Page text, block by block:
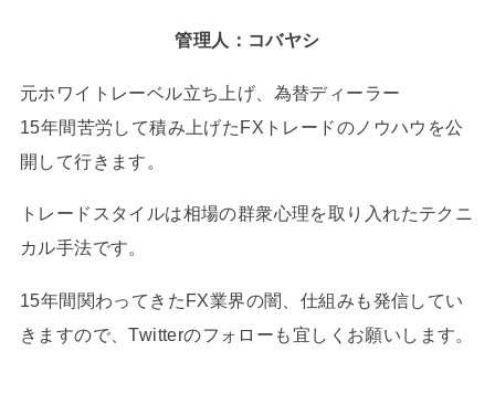
管理人：コバヤシ
元ホワイトレーベル立ち上げ、為替ディーラー
15年間苦労して積み上げたFXトレードのノウハウを公
開して行きます。
トレードスタイルは相場の群衆心理を取り入れたテクニ
カル手法です。
15年間関わってきたFX業界の闇、仕組みも発信してい
きますので、Twitterのフォローも宜しくお願いします。